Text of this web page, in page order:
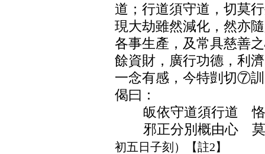
道；行道須守道，切莫
現大劫雖然減化，然亦
各事生產，及常具慈善
餘資財，廣行功德，利
一念有感，今特剴切⑦
偈曰：
皈依守道須行道 恪
邪正分別概由心
初五日子刻）【註2】